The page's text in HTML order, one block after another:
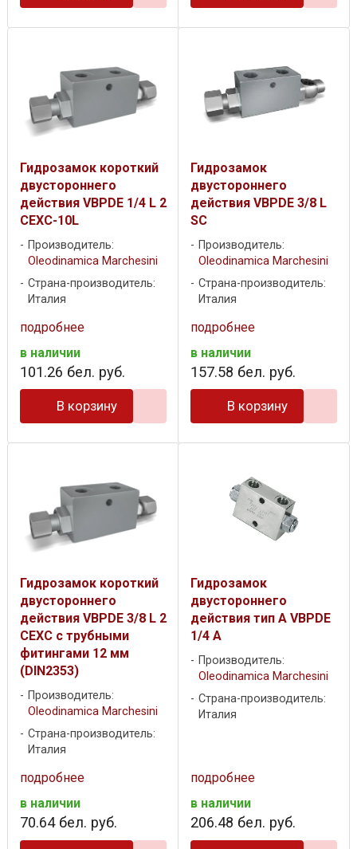
Гидрозамок короткий
двустороннего
действия VBPDE 1/4 L 2
CEXC-10L
Производитель:
Oleodinamica Marchesini
Страна-производитель:
Италия
подробнее
в наличии
101.26 бел. руб.
В корзину
Гидрозамок
двустороннего
действия VBPDE 3/8 L
SC
Производитель:
Oleodinamica Marchesini
Страна-производитель:
Италия
подробнее
в наличии
157.58 бел. руб.
В корзину
Гидрозамок короткий
двустороннего
действия VBPDE 3/8 L 2
CEXC с трубными
фитингами 12 мм
(DIN2353)
Производитель:
Oleodinamica Marchesini
Страна-производитель:
Италия
подробнее
в наличии
70.64бел. руб.
Гидрозамок
двустороннего
действия тип А VBPDE
1/4 A
Производитель:
Oleodinamica Marchesini
Страна-производитель:
Италия
подробнее
в наличии
206.48 бел. руб.